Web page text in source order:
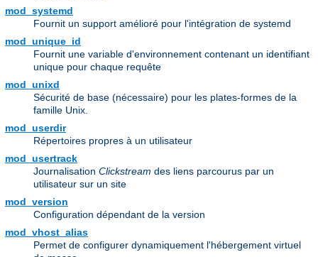
mod_systemd
Fournit un support amélioré pour l'intégration de systemd
mod_unique_id
Fournit une variable d'environnement contenant un identifiant
unique pour chaque requête
mod_unixd
Sécurité de base (nécessaire) pour les plates-formes de la
famille Unix.
mod_userdir
Répertoires propres à un utilisateur
mod_usertrack
Journalisation Clickstream des liens parcourus par un
utilisateur sur un site
mod_version
Configuration dépendant de la version
mod_vhost_alias
Permet de configurer dynamiquement l'hébergement virtuel